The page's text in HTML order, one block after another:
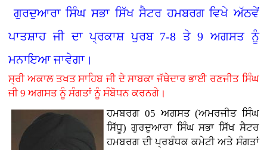
ਗੁਰਦੁਆਰਾ ਸਿੰਘ ਸਭਾ ਸਿੱਖ ਸੈਟਰ ਹਮਬਰਗ ਵਿਖੇ ਅੱਠਵੇਂ
ਪਾਤਸ਼ਾਹ ਜੀ ਦਾ ਪ੍ਰਕਾਸ਼ ਪੁਰਬ 7-8 ਤੇ 9 ਅਗਸਤ ਨੂੰ
ਮਨਾਇਆ ਜਾਵੇਗਾ।
ਸ੍ਰੀ ਅਕਾਲ ਤਖਤ ਸਾਹਿਬ ਜੀ ਦੇ ਸਾਬਕਾ ਜੱਥੇਦਾਰ ਭਾਈ ਰਣਜੀਤ ਸਿੰਘ
ਜੀ 9 ਅਗਸਤ ਨੂੰ ਸੰਗਤਾਂ ਨੂੰ ਸੰਬੋਧਨ ਕਰਨਗੇ।
ਹਮਬਰਗ 05 ਅਗਸਤ (ਅਮਰਜੀਤ ਸਿੰਘ
ਸਿੱਧੂ) ਗੁਰਦੁਆਰਾ ਸਿੰਘ ਸਭਾ ਸਿੱਖ ਸੈਟਰ
ਹਮਬਰਗ ਦੀ ਪ੍ਰਬੰਧਕ ਕਮੇਟੀ ਅਤੇ ਸੰਗਤਾਂ